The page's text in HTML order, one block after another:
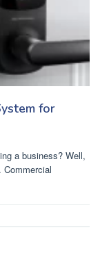
for
a business? Well,